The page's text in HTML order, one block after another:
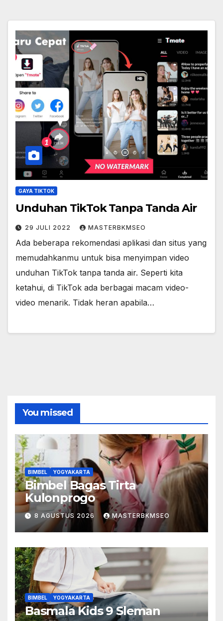
GAYA TIKTOK
Unduhan TikTok Tanpa Tanda Air
29 JULI 2022 MASTERBKMSEO
Ada beberapa rekomendasi aplikasi dan situs yang
memudahkanmu untuk bisa menyimpan video
unduhan TikTok tanpa tanda air. Seperti kita
ketahui, di TikTok ada berbagai macam video-
video menarik. Tidak heran apabila…
You missed
BIMBEL YOGYAKARTA
Bimbel Bagas Tirta
Kulonprogo
8 AGUSTUS 2026 MASTERBKMSEO
BIMBEL YOGYAKARTA
Basmala Kids 9 Sleman